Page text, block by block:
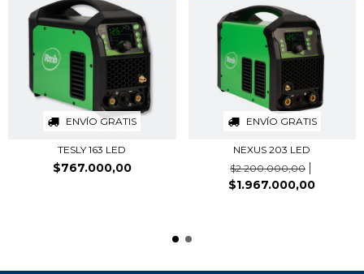
ENVÍO GRATIS
TESLY 163 LED
$767.000,00
ENVÍO GRATIS
NEXUS 203 LED
$2.200.000,00
$1.967.000,00